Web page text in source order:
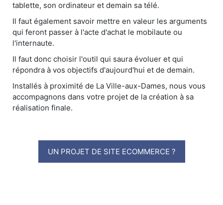
tablette, son ordinateur et demain sa télé.
Il faut également savoir mettre en valeur les arguments
qui feront passer à l'acte d'achat le mobilaute ou
l'internaute.
Il faut donc choisir l'outil qui saura évoluer et qui
répondra à vos objectifs d'aujourd'hui et de demain.
Installés à proximité de La Ville-aux-Dames, nous vous
accompagnons dans votre projet de la création à sa
réalisation finale.
UN PROJET DE SITE ECOMMERCE ?